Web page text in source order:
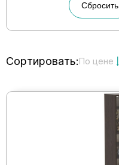
Сбросить
Сортировать:По цене